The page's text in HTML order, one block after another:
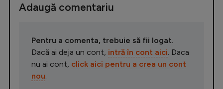
Adaugă comentariu
Pentru a comenta, trebuie să fii logat.
Dacă ai deja un cont, intră în cont aici . Daca
nu ai cont, click aici pentru a crea un cont
nou